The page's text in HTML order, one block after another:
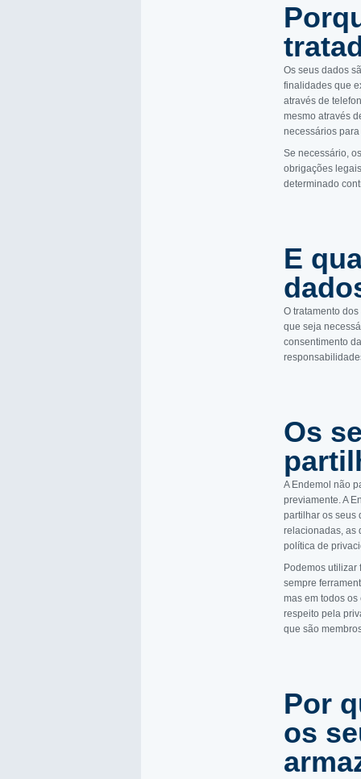
Os seus dados
finalidades que
através de
mesmo através
necessários
Se necessário,
obrigações
determinado
E
O tratamento
que seja
consentimento
Os
A Endemol não
previamente. A
partilhar os seus
relacionadas, as
política de
Podemos utilizar
sempre
mas em todos
respeito pela
que são
Por
os